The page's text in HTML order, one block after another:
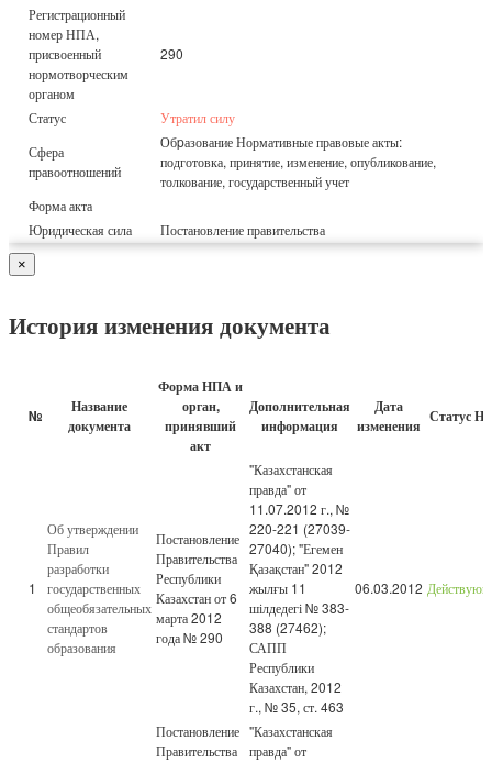
Регистрационный
номер НПА,
присвоенный
нормотворческим
органом
290
Статус
Утратил силу
Сфера
правоотношений
Обpазование Нормативные правовые акты:
подготовка, принятие, изменение, опубликование,
толкование, государственный учет
Форма акта
Юридическая сила
Постановление правительства
×
История изменения документа
№
Название
документа
Форма НПА и
орган,
принявший
акт
Дополнительная
информация
Дата
изменения Статус
1
Об утверждении
Правил
разработки
государственных
общеобязательных
стандартов
образования
Постановление
Правительства
Республики
Казахстан от 6
марта 2012
года № 290
"Казахстанская
правда" от
11.07.2012 г., №
220-221 (27039-
27040); "Егемен
Қазақстан" 2012
жылғы 11
шілдедегі № 383-
388 (27462);
САПП
Республики
Казахстан, 2012
г., № 35, ст. 463
06.03.2012
Постановление
Правительства
"Казахстанская
правда" от